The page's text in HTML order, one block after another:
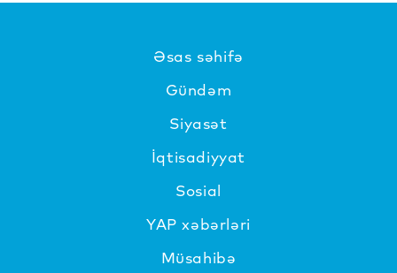
Əsas səhifə
Gündəm
Siyasət
İqtisadiyyat
Sosial
YAP xəbərləri
Müsahibə